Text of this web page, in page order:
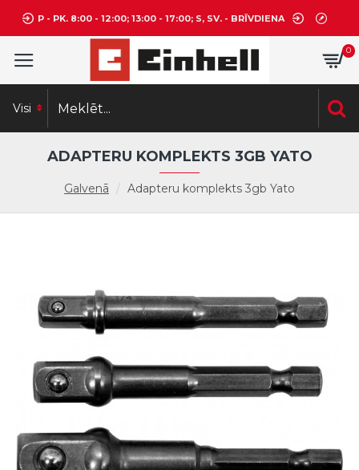
P - PK. 8:00 - 12:00; 13:00 - 17:00; S, SV. - BRĪVDIENA
0
Visi
Galvenā Adapteru komplekts 3gb Yato
ADAPTERU KOMPLEKTS 3GB YATO